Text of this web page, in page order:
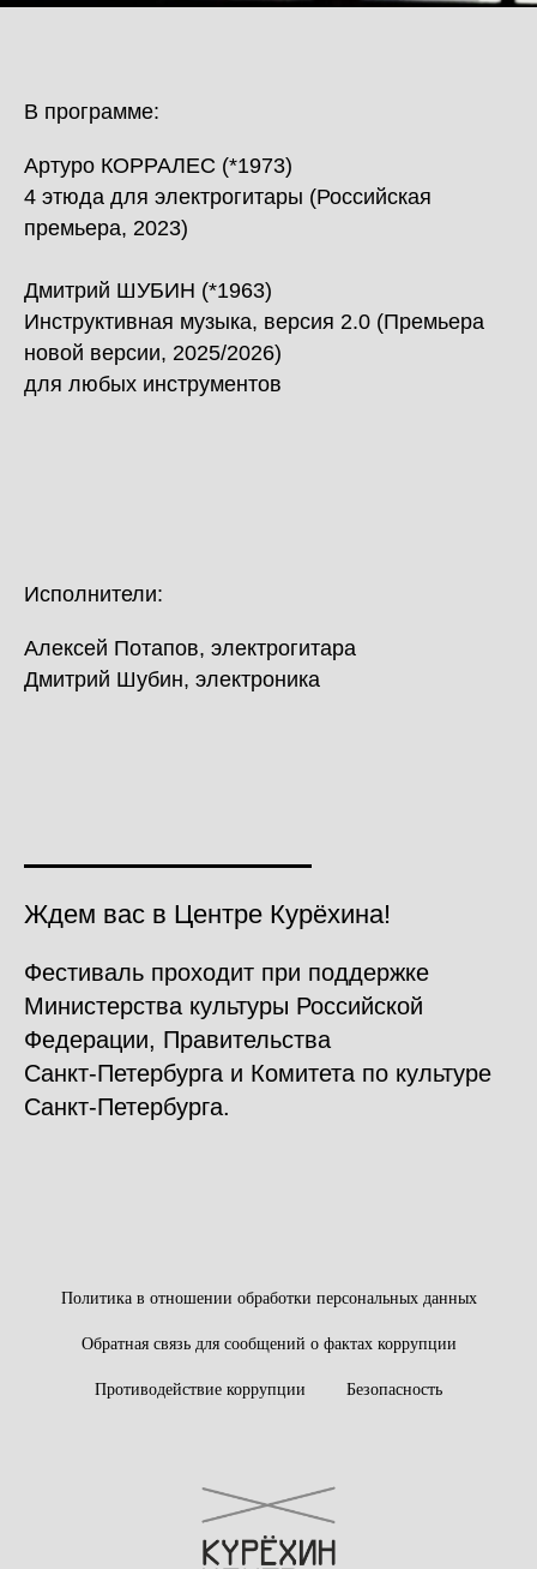
В программе:
Артуро КОРРАЛЕС (*1973)
4 этюда для электрогитары (Российская
премьера, 2023)
Дмитрий ШУБИН (*1963)
Инструктивная музыка, версия 2.0 (Премьера
новой версии, 2025/2026)
для любых инструментов
Исполнители:
Алексей Потапов, электрогитара
Дмитрий Шубин, электроника
Ждем вас в Центре Курёхина!
Фестиваль проходит при поддержке
Министерства культуры Российской
Федерации, Правительства
Санкт‑Петербурга и Комитета по культуре
Санкт‑Петербурга.
Политика в отношении обработки персональных данных
Обратная связь для сообщений о фактах коррупции
Противодействие коррупции Безопасность